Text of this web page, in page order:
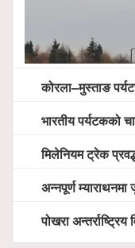
कोरला–मुस्ताङ पर्यटन विकासलाई
भारतीय पर्यटकको
मिलेनियम ट्रेक प्रवर्द्धनमा
अन्नपूर्ण म्याराथनमा
पोखरा अन्तर्राष्ट्रिय विमानस्थलमा